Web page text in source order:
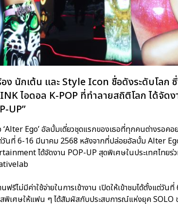
อง นักเต้น และ Style Icon ชื่อดังระดับโลก
ไอดอล K-POP ที่ทำลายสถิติโลก ได้จัดง
UP”
‘Alter Ego’ อัลบั้มเดี่ยวชุดแรกของเธอที่ทุกคนต่างรอค
วันที่ 6-16 มีนาคม 2568 หลังจากที่ปล่อยอัลบั้ม Alter
ได้จัดงาน POP-UP สุดพิเศษในประเทศไทยร่
รีไม่มีค่าใช้จ่ายในการเข้างาน เปิดให้เข้าชมได้ตั้งแต่วัน
สพิเศษให้แฟน ๆ ได้สัมผัสกับประสบการณ์แห่งยุค SOLO